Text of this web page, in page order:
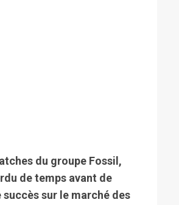
du groupe Fossil,
de temps avant de
sur le marché des